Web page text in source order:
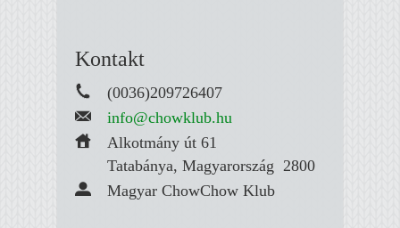
Kontakt
(0036)209726407
info@chowklub.hu
Alkotmány út 61
Tatabánya, Magyarország 2800
Magyar ChowChow Klub